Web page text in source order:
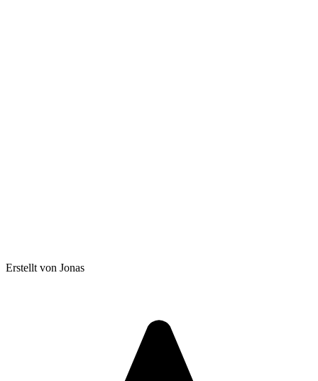
Erstellt von Jonas